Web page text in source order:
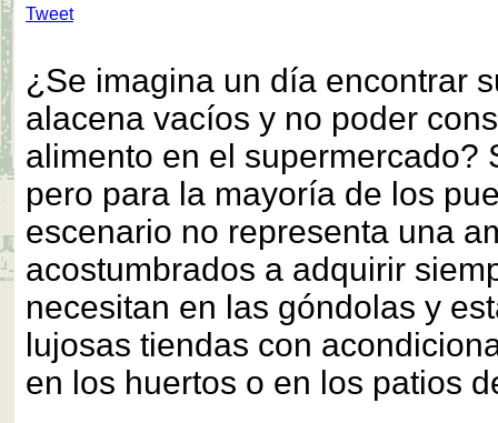
Tweet
¿Se imagina un día encontrar
alacena vacíos y no poder
alimento en el supermercado?
pero para la mayoría de los
escenario no representa una
acostumbrados a adquirir
necesitan en las góndolas y
lujosas tiendas con
en los huertos o en los patios